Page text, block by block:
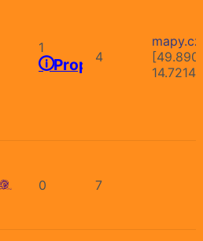
1
Propozice
4
0 7